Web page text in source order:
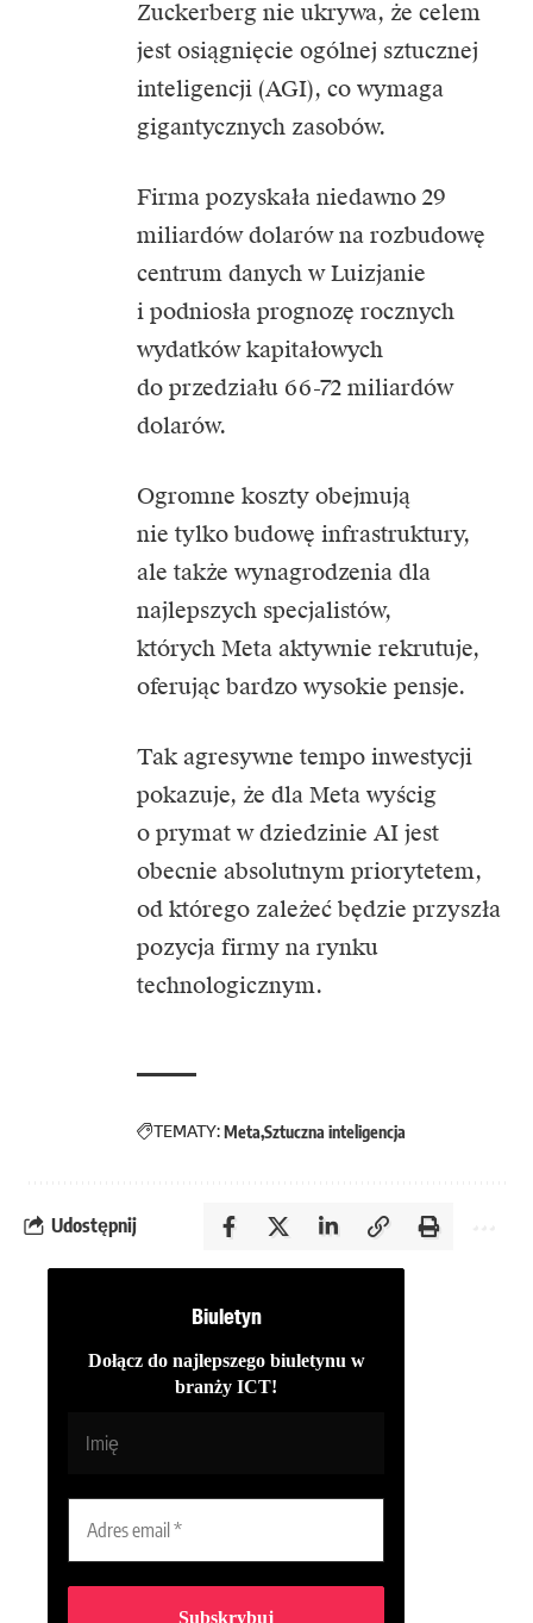
Zuckerberg nie ukrywa, że celem
jest osiągnięcie ogólnej sztucznej
inteligencji (AGI), co wymaga
gigantycznych zasobów.
Firma pozyskała niedawno 29
miliardów dolarów na rozbudowę
centrum danych w Luizjanie
i podniosła prognozę rocznych
wydatków kapitałowych
do przedziału 66-72 miliardów
dolarów.
Ogromne koszty obejmują
nie tylko budowę infrastruktury,
ale także wynagrodzenia dla
najlepszych specjalistów,
których Meta aktywnie rekrutuje,
oferując bardzo wysokie pensje.
Tak agresywne tempo inwestycji
pokazuje, że dla Meta wyścig
o prymat w dziedzinie AI jest
obecnie absolutnym priorytetem,
od którego zależeć będzie przyszła
pozycja firmy na rynku
technologicznym.
TEMATY:Meta Sztuczna inteligencja
Udostępnij
Biuletyn
Dołącz do najlepszego biuletynu w
branży ICT!